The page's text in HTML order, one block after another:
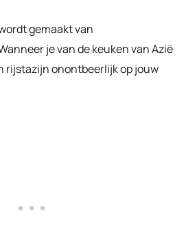
gemaakt van
je van de keuken van Azië
rijstazijn onontbeerlijk op jouw